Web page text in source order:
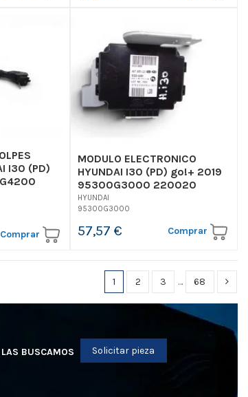
I30 (PD)
Comprar
MODULO ELECTRONICO
HYUNDAI I30 (PD) go!+ 2019
95300G3000 220020
HYUNDAI
95300G3000
57,57 € Comprar
1 2 3 … 68
BUSCAMOS Solicitar pieza